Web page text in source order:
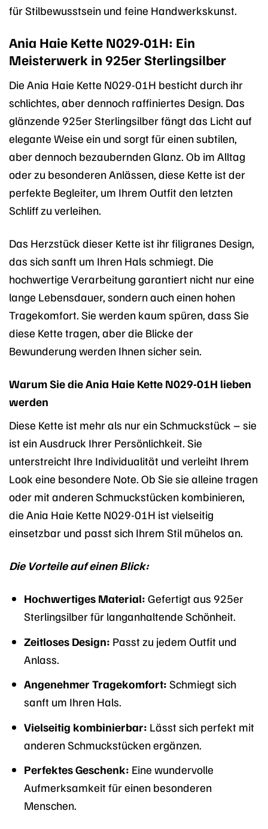
für Stilbewusstsein und feine Handwerkskunst.
Ania Haie Kette N029-01H: Ein
Meisterwerk in 925er Sterlingsilber
Die Ania Haie Kette N029-01H besticht durch ihr
schlichtes, aber dennoch raffiniertes Design. Das
glänzende 925er Sterlingsilber fängt das Licht auf
elegante Weise ein und sorgt für einen subtilen,
aber dennoch bezaubernden Glanz. Ob im Alltag
oder zu besonderen Anlässen, diese Kette ist der
perfekte Begleiter, um Ihrem Outfit den letzten
Schliff zu verleihen.
Das Herzstück dieser Kette ist ihr filigranes Design,
das sich sanft um Ihren Hals schmiegt. Die
hochwertige Verarbeitung garantiert nicht nur eine
lange Lebensdauer, sondern auch einen hohen
Tragekomfort. Sie werden kaum spüren, dass Sie
diese Kette tragen, aber die Blicke der
Bewunderung werden Ihnen sicher sein.
Warum Sie die Ania Haie Kette N029-01H lieben
werden
Diese Kette ist mehr als nur ein Schmuckstück – sie
ist ein Ausdruck Ihrer Persönlichkeit. Sie
unterstreicht Ihre Individualität und verleiht Ihrem
Look eine besondere Note. Ob Sie sie alleine tragen
oder mit anderen Schmuckstücken kombinieren,
die Ania Haie Kette N029-01H ist vielseitig
einsetzbar und passt sich Ihrem Stil mühelos an.
Die Vorteile auf einen Blick:
Hochwertiges Material: Gefertigt aus 925er
Sterlingsilber für langanhaltende Schönheit.
Zeitloses Design: Passt zu jedem Outfit und
Anlass.
Angenehmer Tragekomfort: Schmiegt sich
sanft um Ihren Hals.
Vielseitig kombinierbar: Lässt sich perfekt mit
anderen Schmuckstücken ergänzen.
Perfektes Geschenk: Eine wundervolle
Aufmerksamkeit für einen besonderen
Menschen.